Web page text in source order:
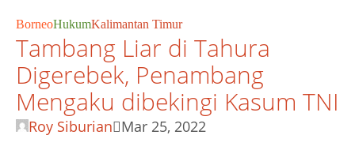
BorneoHukumKalimantan Timur
Tambang Liar di Tahura
Digerebek, Penambang
Mengaku dibekingi Kasum TNI
Roy Siburian Mar 25, 2022